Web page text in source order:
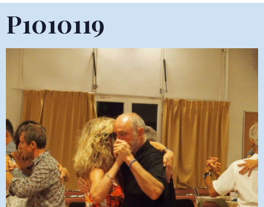
P1010119